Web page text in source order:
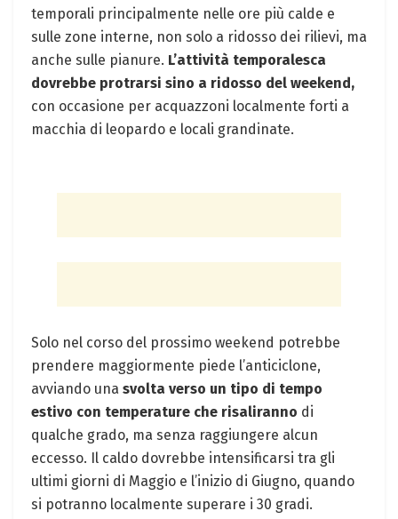
temporali principalmente nelle ore più calde e
sulle zone interne, non solo a ridosso dei rilievi, ma
anche sulle pianure. L’attività temporalesca
dovrebbe protrarsi sino a ridosso del weekend,
con occasione per acquazzoni localmente forti a
macchia di leopardo e locali grandinate.
Solo nel corso del prossimo weekend potrebbe
prendere maggiormente piede l’anticiclone,
avviando una svolta verso un tipo di tempo
estivo con temperature che risaliranno di
qualche grado, ma senza raggiungere alcun
eccesso. Il caldo dovrebbe intensificarsi tra gli
ultimi giorni di Maggio e l’inizio di Giugno, quando
si potranno localmente superare i 30 gradi.